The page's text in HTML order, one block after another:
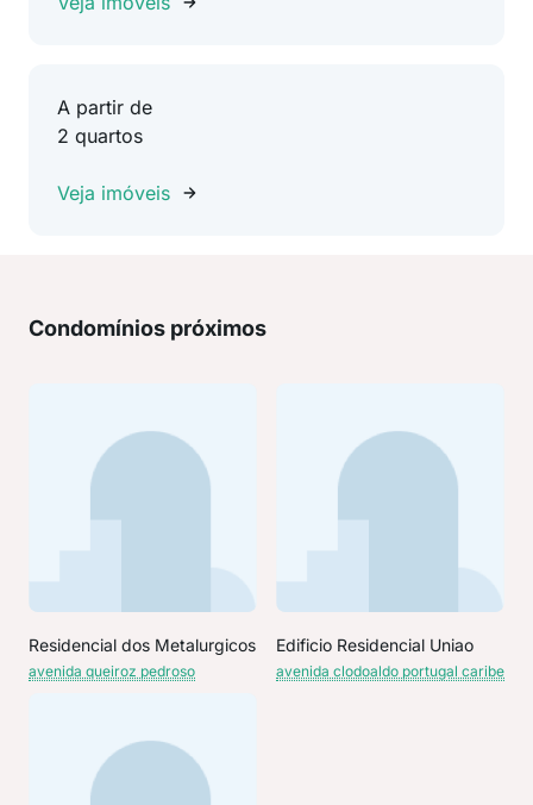
A partir de
2 quartos
Veja imóveis
Condomínios próximos
Residencial dos Metalurgicos
avenida queiroz pedroso
Edificio Residencial Uniao
avenida clodoaldo portugal caribe